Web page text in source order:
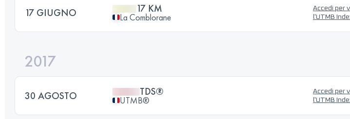
17 GIUGNO 17 KM
La Comblorane
Accedi per
l'UTMB
2017
30 AGOSTO TDS®
UTMB®
Accedi per
l'UTMB